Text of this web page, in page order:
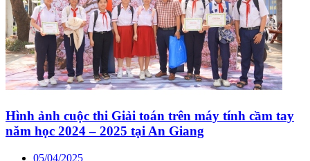
Hình ảnh cuộc thi Giải toán trên máy tính cầm tay
năm học 2024 – 2025 tại An Giang
05/04/2025